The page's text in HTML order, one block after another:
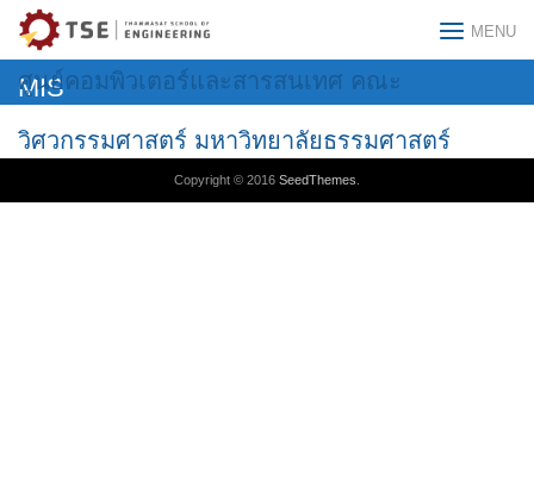
Skip
content
ศูนย์คอมพิวเตอร์และสารสนเทศ คณะ
วิศวกรรมศาสตร์ มหาวิทยาลัยธรรมศาสตร์
MENU
MIS
Copyright © 2016 SeedThemes